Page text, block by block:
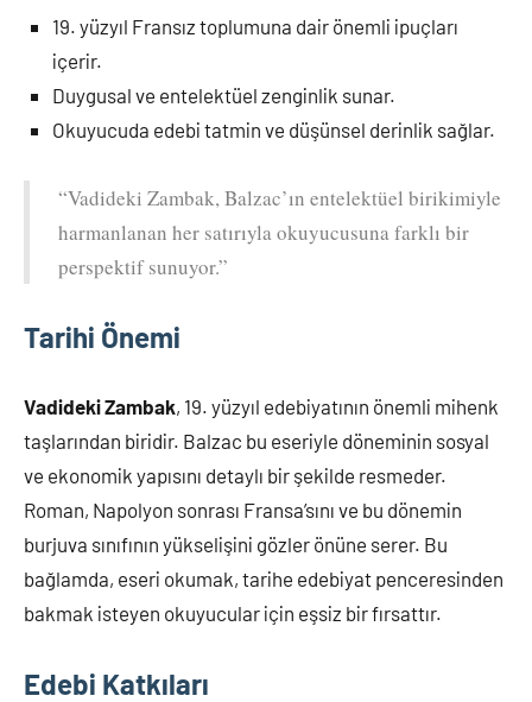
19. yüzyıl Fransız toplumuna dair önemli ipuçları
içerir.
Duygusal ve entelektüel zenginlik sunar.
Okuyucuda edebi tatmin ve düşünsel derinlik sağlar.
“Vadideki Zambak, Balzac’ın entelektüel birikimiyle
harmanlanan her satırıyla okuyucusuna farklı bir
perspektif sunuyor.”
Tarihi Önemi
Vadideki Zambak, 19. yüzyıl edebiyatının önemli mihenk
taşlarından biridir. Balzac bu eseriyle döneminin sosyal
ve ekonomik yapısını detaylı bir şekilde resmeder.
Roman, Napolyon sonrası Fransa’sını ve bu dönemin
burjuva sınıfının yükselişini gözler önüne serer. Bu
bağlamda, eseri okumak, tarihe edebiyat penceresinden
bakmak isteyen okuyucular için eşsiz bir fırsattır.
Edebi Katkıları